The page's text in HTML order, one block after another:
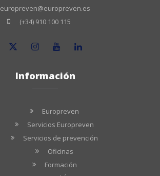
europreven@europreven.es
(+34) 910 100 115
Información
Europreven
Servicios Europreven
Servicios de prevención
Oficinas
Formación